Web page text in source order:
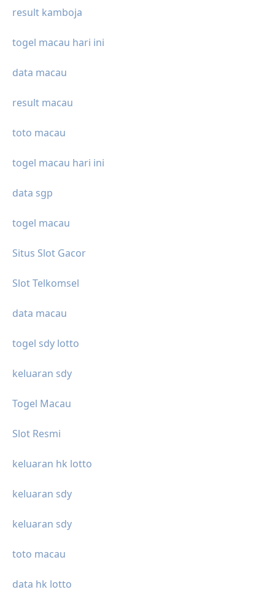
result kamboja
togel macau hari ini
data macau
result macau
toto macau
togel macau hari ini
data sgp
togel macau
Situs Slot Gacor
Slot Telkomsel
data macau
togel sdy lotto
keluaran sdy
Togel Macau
Slot Resmi
keluaran hk lotto
keluaran sdy
keluaran sdy
toto macau
data hk lotto